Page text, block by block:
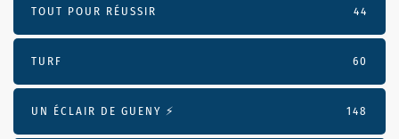
TOUT POUR RÉUSSIR 44
TURF 60
UN ÉCLAIR DE GUENY ⚡️ 148